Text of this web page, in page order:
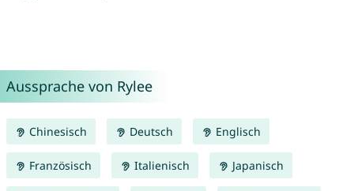
Aussprache von Rylee
Chinesisch Deutsch Englisch
Französisch Italienisch Japanisch